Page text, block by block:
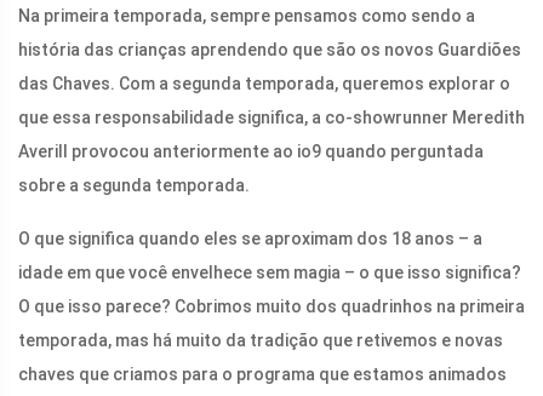
Na primeira temporada, sempre pensamos como sendo a
história das crianças aprendendo que são os novos Guardiões
das Chaves. Com a segunda temporada, queremos explorar o
que essa responsabilidade significa, a co-showrunner Meredith
Averill provocou anteriormente ao io9 quando perguntada
sobre a segunda temporada.
O que significa quando eles se aproximam dos 18 anos – a
idade em que você envelhece sem magia – o que isso significa?
O que isso parece? Cobrimos muito dos quadrinhos na primeira
temporada, mas há muito da tradição que retivemos e novas
chaves que criamos para o programa que estamos animados